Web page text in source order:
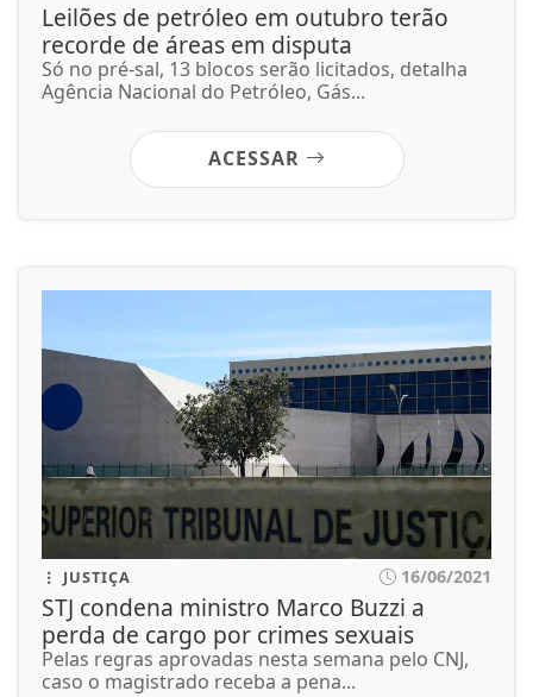
Leilões de petróleo em outubro terão
recorde de áreas em disputa
Só no pré-sal, 13 blocos serão licitados, detalha
Agência Nacional do Petróleo, Gás...
ACESSAR
JUSTIÇA 16/06/2021
STJ condena ministro Marco Buzzi a
perda de cargo por crimes sexuais
Pelas regras aprovadas nesta semana pelo CNJ,
caso o magistrado receba a pena...